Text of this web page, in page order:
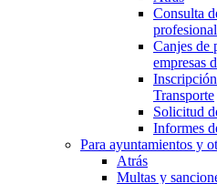
Consulta
profesional
Canjes de
empresas
Transporte
Solicitud
Informes
Para ayuntamientos y
Atrás
Multas y